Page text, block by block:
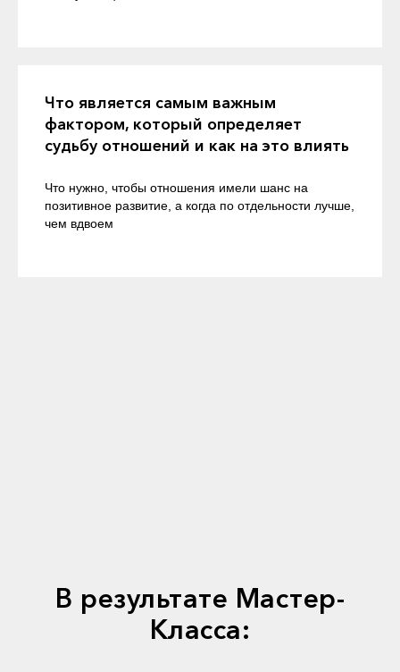
Что является самым важным
фактором, который определяет
судьбу отношений и как на это влиять
Что нужно, чтобы отношения имели шанс на
позитивное развитие, а когда по отдельности лучше,
чем вдвоем
В результате Мастер-
Класса: